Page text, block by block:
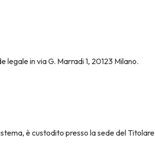
in via G. Marradi 1, 20123 Milano.
è custodito presso la sede del Titolare